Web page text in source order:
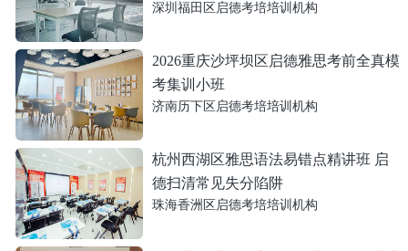
深圳福田区启德考培培训机构
2026重庆沙坪坝区启德雅思考前全真模
考集训小班
济南历下区启德考培培训机构
杭州西湖区雅思语法易错点精讲班 启
德扫清常见失分陷阱
珠海香洲区启德考培培训机构